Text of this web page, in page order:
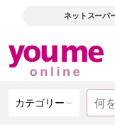
ネットスーパ
カテゴリー